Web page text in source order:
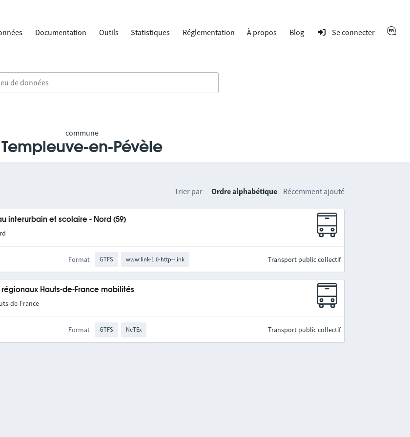
Documentation Outils Statistiques Réglementation À propos Blog Se connecter
commune
Templeuve-en-Pévèle
Trier par Ordre alphabétique Récemment ajouté
interurbain et scolaire - Nord (59)
Format GTFS www:link-1.0-http--link Transport public collectif
régionaux Hauts-de-France mobilités
de-France
Format GTFS NeTEx Transport public collectif